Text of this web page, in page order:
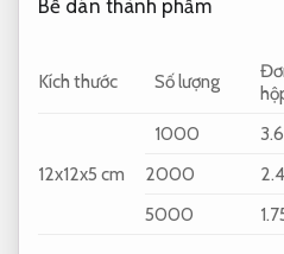
Bế dán thành phẩm
Kích thước Số lượng
12x12x5 cm
1000
2000
5000